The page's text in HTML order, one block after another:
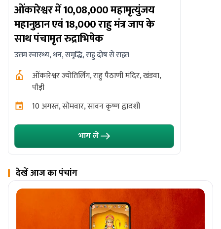
ओंकारेश्वर में 10,08,000 महामृत्युंजय
महानुष्ठान एवं 18,000 राहु मंत्र जाप के
साथ पंचामृत रुद्राभिषेक
उत्तम स्वास्थ्य, धन, समृद्धि, राहु दोष से राहत
ओंकारेश्वर ज्योतिर्लिंग, राहु पैठाणी मंदिर, खंडवा,
पौड़ी
10 अगस्त, सोमवार, सावन कृष्ण द्वादशी
भाग लें
देखें आज का पंचांग